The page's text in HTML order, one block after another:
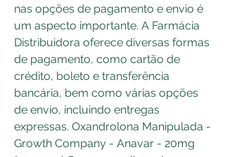
nas opções de pagamento e envio é
um aspecto importante. A Farmácia
Distribuidora oferece diversas formas
de pagamento, como cartão de
crédito, boleto e transferência
bancária, bem como várias opções
de envio, incluindo entregas
expressas. Oxandrolona Manipulada -
Growth Company - Anavar - 20mg